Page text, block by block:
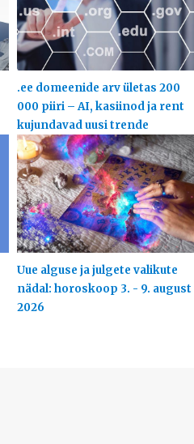
.ee domeenide arv ületas 200
000 piiri – AI, kasiinod ja rent
kujundavad uusi trende
Uue alguse ja julgete valikute
nädal: horoskoop 3. - 9. august
2026